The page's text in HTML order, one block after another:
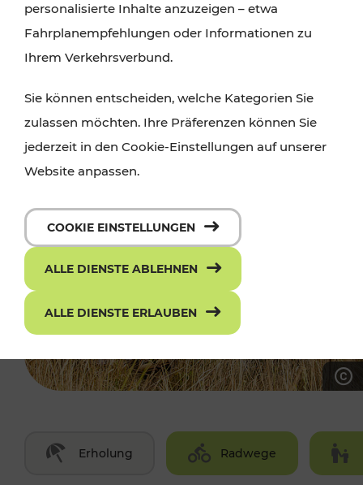
Erholung Radwege
personalisierte Inhalte anzuzeigen – etwa
Fahrplanempfehlungen oder Informationen zu
Ihrem Verkehrsverbund.
Sie können entscheiden, welche Kategorien Sie
zulassen möchten. Ihre Präferenzen können Sie
jederzeit in den Cookie-Einstellungen auf unserer
Website anpassen.
COOKIE EINSTELLUNGEN
ALLE DIENSTE ABLEHNEN
ALLE DIENSTE ERLAUBEN